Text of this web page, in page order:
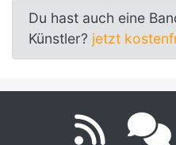
Du hast auch eine
Künstler? jetzt